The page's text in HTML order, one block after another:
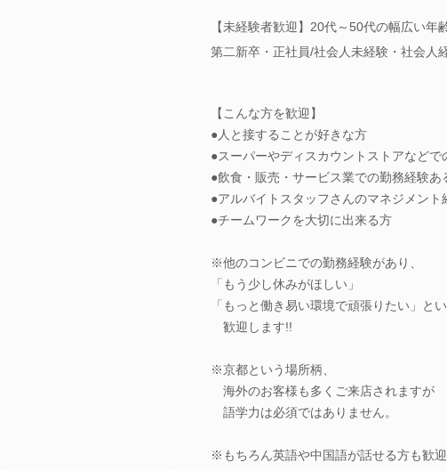
【未経験者歓迎】20代～50代の幅広い
第二新卒・正社員/社会人未経験・社会人
【こんな方を歓迎】
●人と接することが好きな方
●スーパーやディスカウントストアなどで
●飲食・販売・サービス業での勤務経験あ
●アルバイトスタッフさんのマネジメント
●チームワークを大切に出来る方
※他のコンビニでの勤務経験があり、
「もう少し休みがほしい」
「もっと働き易い環境で頑張りたい」と
歓迎します!!
※京都という場所柄、
海外のお客様も多くご来店されますが
語学力は必須ではありません。
※もちろん英語や中国語が話せる方も歓